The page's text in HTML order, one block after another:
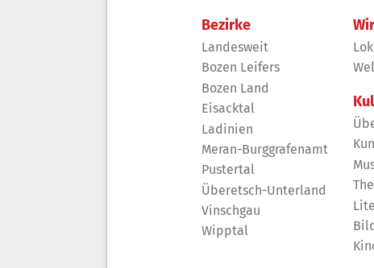
Bezirke
Landesweit
Bozen Leifers
Bozen Land
Eisacktal
Ladinien
Meran-Burggrafenamt
Pustertal
Überetsch-Unterland
Vinschgau
Wipptal